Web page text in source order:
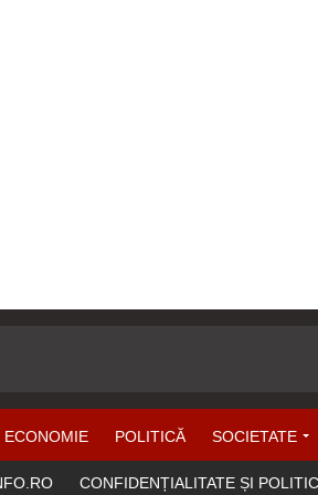
ECONOMIE POLITICĂ SOCIETATE
CONFIDENȚIALITATE ȘI